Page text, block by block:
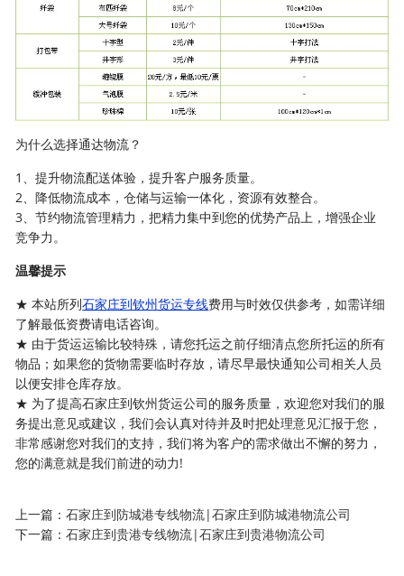
为什么选择通达物流？
1、提升物流配送体验，提升客户服务质量。
2、降低物流成本，仓储与运输一体化，资源有效整合。
3、节约物流管理精力，把精力集中到您的优势产品上，增强企业
竞争力。
温馨提示
★ 本站所列石家庄到钦州货运专线费用与时效仅供参考，如需详细
了解最低资费请电话咨询。
★ 由于货运运输比较特殊，请您托运之前仔细清点您所托运的所有
物品；如果您的货物需要临时存放，请尽早最快通知公司相关人员
以便安排仓库存放。
★ 为了提高石家庄到钦州货运公司的服务质量，欢迎您对我们的服
务提出意见或建议，我们会认真对待并及时把处理意见汇报于您，
非常感谢您对我们的支持，我们将为客户的需求做出不懈的努力，
您的满意就是我们前进的动力!
上一篇：石家庄到防城港专线物流|石家庄到防城港物流公司
下一篇：石家庄到贵港专线物流|石家庄到贵港物流公司